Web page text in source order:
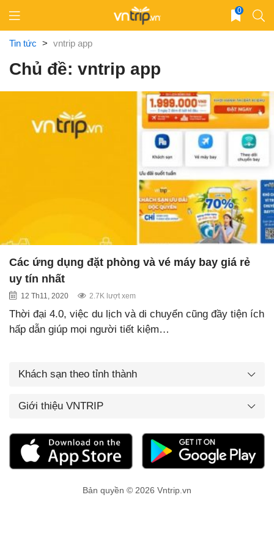
content
0
Tin tức > vntrip app
Chủ đề: vntrip app
Các ứng dụng đặt phòng và vé máy bay giá rẻ
uy tín nhất
12 Th11, 2020 2.7K lượt xem
Thời đại 4.0, việc du lịch và di chuyển cũng đầy tiện ích
hấp dẫn giúp mọi người tiết kiệm…
Khách sạn theo tỉnh thành
Giới thiệu VNTRIP
Bản quyền © 2026 Vntrip.vn